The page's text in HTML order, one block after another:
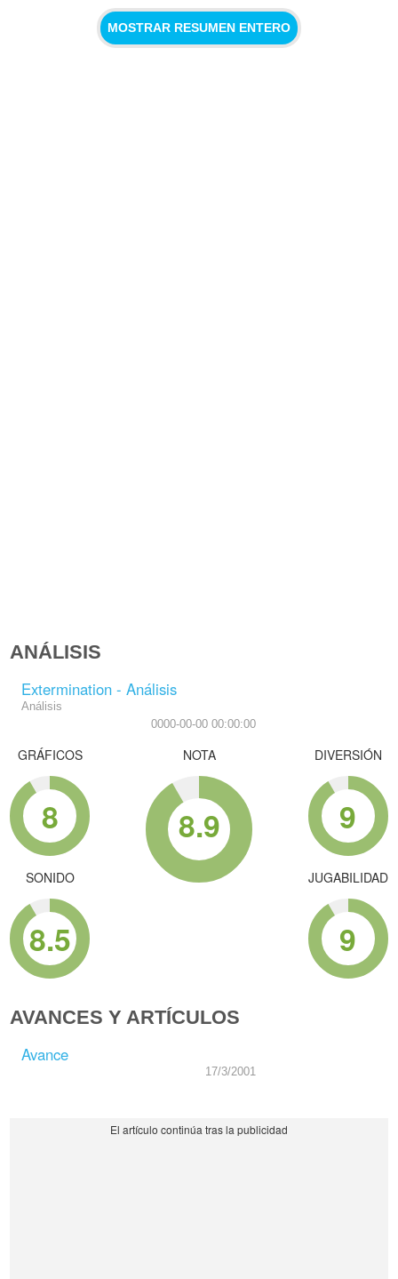
MOSTRAR RESUMEN ENTERO
ANÁLISIS
Extermination - Análisis
Análisis
0000-00-00 00:00:00
GRÁFICOS
8
SONIDO
8.5
NOTA
8.9
DIVERSIÓN
9
JUGABILIDAD
9
AVANCES Y ARTÍCULOS
Avance
17/3/2001